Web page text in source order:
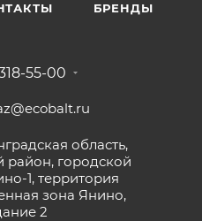
БРЕНДЫ
55-00
область,
район, городской
1, территория
зона Янино,
2